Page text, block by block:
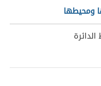
ومحيطها